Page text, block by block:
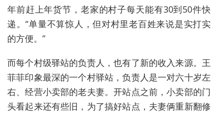
年前赶上年货节，老家的村子每天能有30到50件快
递。“单量不算惊人，但对村里老百姓来说是实打实
的方便。”
而每个村级驿站的负责人，也有了新的收入来源。王
菲菲印象最深的一个村驿站，负责人是一对六十岁左
右、经营小卖部的老夫妻。开站点之前，小卖部的门
头看起来还有些旧，为了搞好站点，夫妻俩重新翻修